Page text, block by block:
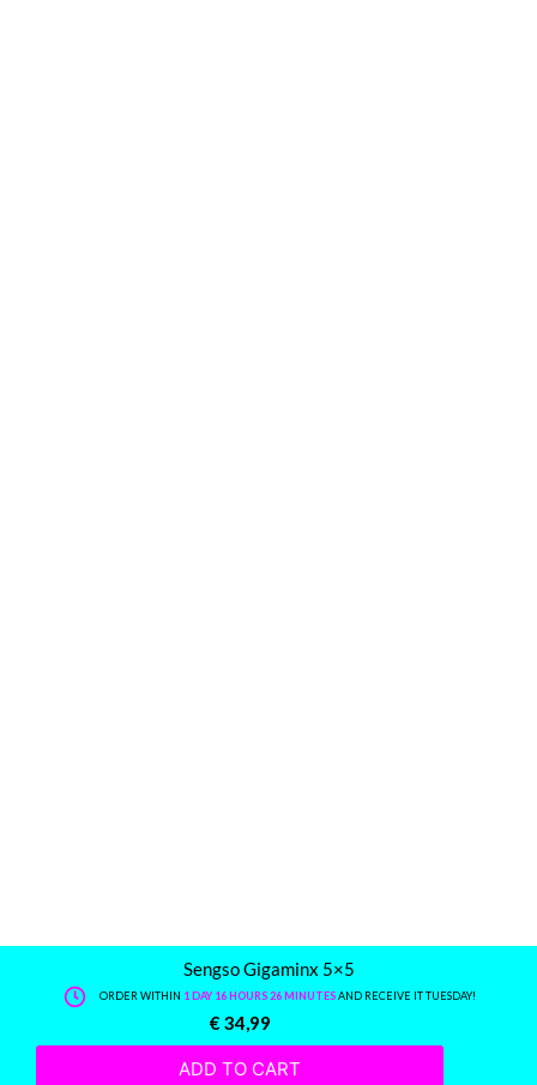
Sengso Gigaminx 5×5
ORDER WITHIN 1 DAY 16 HOURS 26 MINUTESAND RECEIVE IT TUESDAY!
€ 34,99
ADD TO CART